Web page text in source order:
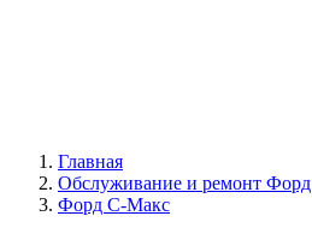
Главная
Обслуживание и ремонт Форд
Форд С-Макс